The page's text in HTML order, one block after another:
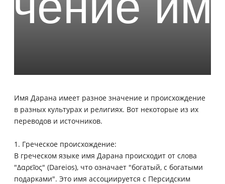
Имя Дарана имеет разное значение и происхождение
в разных культурах и религиях. Вот некоторые из их
переводов и источников.
1. Греческое происхождение:
В греческом языке имя Дарана происходит от слова
"Δαρεῖος" (Dareios), что означает "богатый, с богатыми
подарками". Это имя ассоциируется с Персидским